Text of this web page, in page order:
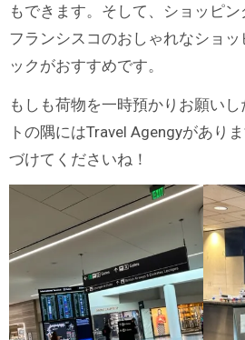
もできます。そして、ショッピ
フランシスコのおしゃれなショ
ックがおすすめです。
もしも荷物を一時預かりお願い
トの隅にはTravel Agengyがあり
づけてくださいね！